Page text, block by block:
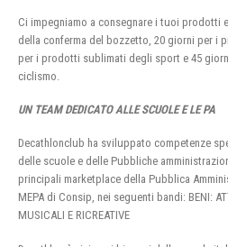
Ci impegniamo a consegnare i tuoi prodotti
della conferma del bozzetto, 20 giorni per i
per i prodotti sublimati degli sport e 45
ciclismo.
UN TEAM DEDICATO ALLE SCUOLE E LE PA
Decathlonclub ha sviluppato competenze
delle scuole e delle Pubbliche
principali marketplace della Pubblica
MEPA di Consip, nei seguenti bandi: BENI:
MUSICALI E RICREATIVE